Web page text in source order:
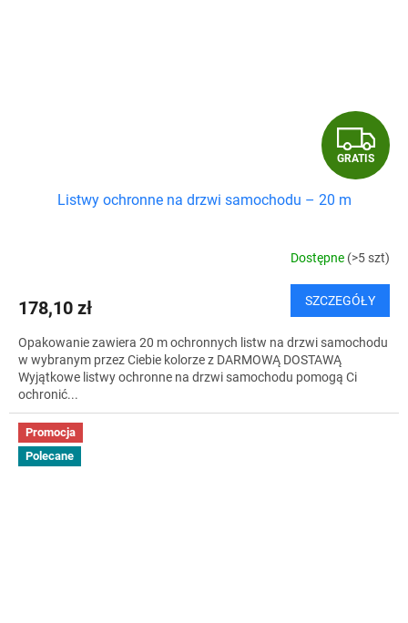
G
R
T
I
S
GRATIS
Listwy ochronne na drzwi samochodu – 20 m
Dostępne (>5 szt)
178,10 zł SZCZEGÓŁY
Opakowanie zawiera 20 m ochronnych listw na drzwi samochodu
w wybranym przez Ciebie kolorze z DARMOWĄ DOSTAWĄ
Wyjątkowe listwy ochronne na drzwi samochodu pomogą Ci
ochronić...
Promocja
Polecane